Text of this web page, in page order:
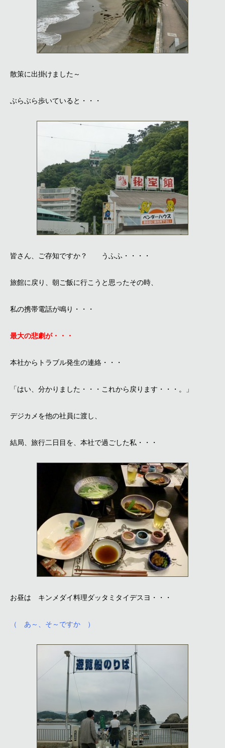
散策に出掛けました～
ぶらぶら歩いていると・・・
皆さん、ご存知ですか？ うふふ・・・・
旅館に戻り、朝ご飯に行こうと思ったその時、
私の携帯電話が鳴り・・・
最大の悲劇が・・・
本社からトラブル発生の連絡・・・
「はい、分かりました・・・これから戻ります・・・。」
デジカメを他の社員に渡し、
結局、旅行二日目を、本社で過ごした私・・・
お昼は キンメダイ料理ダッタミタイデスヨ・・・
（ あ～、そ～ですか ）